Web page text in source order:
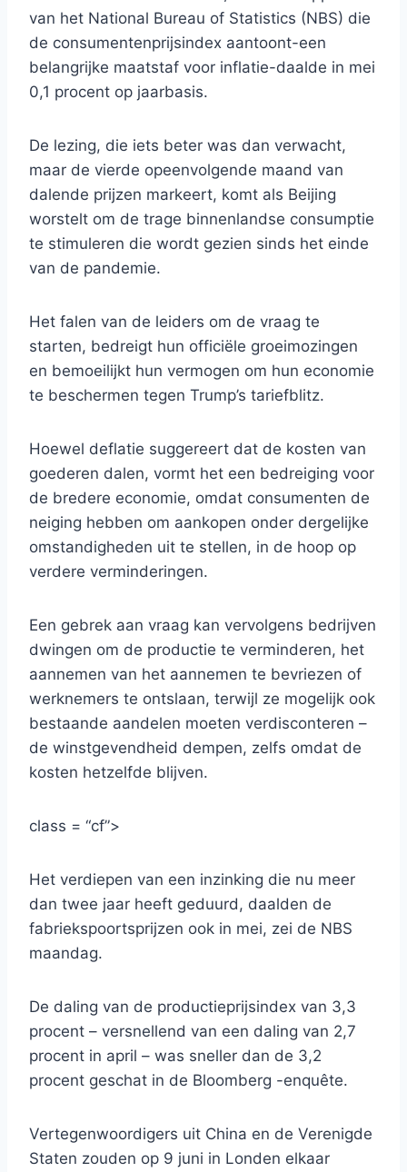
van het National Bureau of Statistics (NBS) die
de consumentenprijsindex aantoont-een
belangrijke maatstaf voor inflatie-daalde in mei
0,1 procent op jaarbasis.
De lezing, die iets beter was dan verwacht,
maar de vierde opeenvolgende maand van
dalende prijzen markeert, komt als Beijing
worstelt om de trage binnenlandse consumptie
te stimuleren die wordt gezien sinds het einde
van de pandemie.
Het falen van de leiders om de vraag te
starten, bedreigt hun officiële groeimozingen
en bemoeilijkt hun vermogen om hun economie
te beschermen tegen Trump’s tariefblitz.
Hoewel deflatie suggereert dat de kosten van
goederen dalen, vormt het een bedreiging voor
de bredere economie, omdat consumenten de
neiging hebben om aankopen onder dergelijke
omstandigheden uit te stellen, in de hoop op
verdere verminderingen.
Een gebrek aan vraag kan vervolgens bedrijven
dwingen om de productie te verminderen, het
aannemen van het aannemen te bevriezen of
werknemers te ontslaan, terwijl ze mogelijk ook
bestaande aandelen moeten verdisconteren –
de winstgevendheid dempen, zelfs omdat de
kosten hetzelfde blijven.
class = “cf”>
Het verdiepen van een inzinking die nu meer
dan twee jaar heeft geduurd, daalden de
fabriekspoortsprijzen ook in mei, zei de NBS
maandag.
De daling van de productieprijsindex van 3,3
procent – versnellend van een daling van 2,7
procent in april – was sneller dan de 3,2
procent geschat in de Bloomberg -enquête.
Vertegenwoordigers uit China en de Verenigde
Staten zouden op 9 juni in Londen elkaar